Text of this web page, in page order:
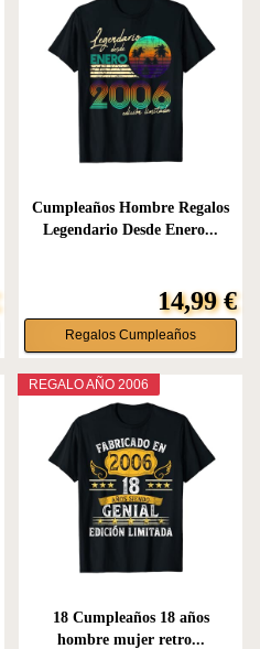
Cumpleaños Hombre Regalos
Legendario Desde Enero...
14,99 €
Regalos Cumpleaños
REGALO AÑO 2006
18 Cumpleaños 18 años
hombre mujer retro...